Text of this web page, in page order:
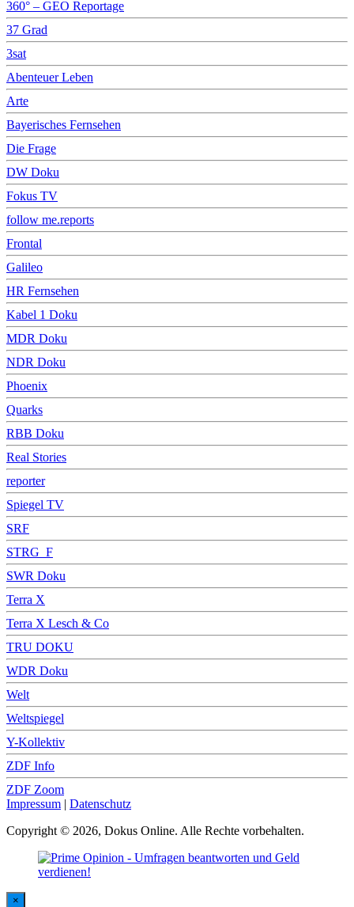
360° – GEO Reportage
37 Grad
3sat
Abenteuer Leben
Arte
Bayerisches Fernsehen
Die Frage
DW Doku
Fokus TV
follow me.reports
Frontal
Galileo
HR Fernsehen
Kabel 1 Doku
MDR Doku
NDR Doku
Phoenix
Quarks
RBB Doku
Real Stories
reporter
Spiegel TV
SRF
STRG_F
SWR Doku
Terra X
Terra X Lesch & Co
TRU DOKU
WDR Doku
Welt
Weltspiegel
Y-Kollektiv
ZDF Info
ZDF Zoom
Impressum | Datenschutz
Copyright © 2026, Dokus Online. Alle Rechte vorbehalten.
×